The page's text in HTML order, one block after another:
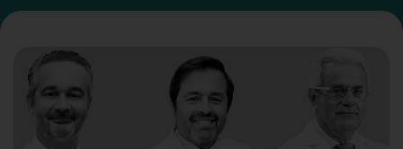
Contacto
Mail